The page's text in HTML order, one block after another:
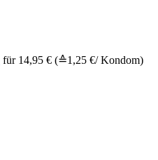
für 14,95 € (≙1,25 €/ Kondom)